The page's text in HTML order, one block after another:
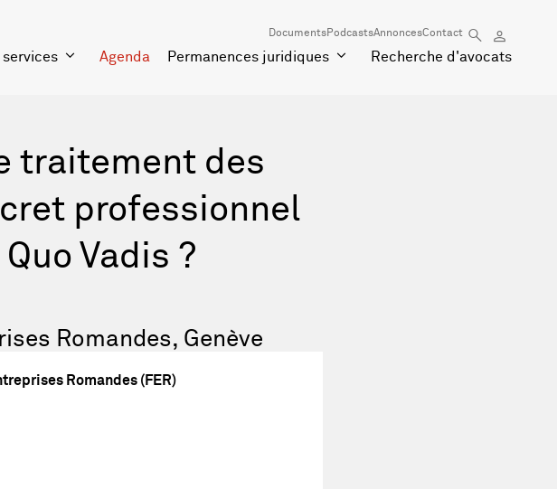
DocumentsPodcastsAnnoncesContact
services Agenda Permanences juridiques Recherche d'avocats
traitement des
professionnel
Vadis ?
Romandes, Genève
Romandes (FER)